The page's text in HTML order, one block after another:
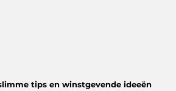
tips en winstgevende ideeën